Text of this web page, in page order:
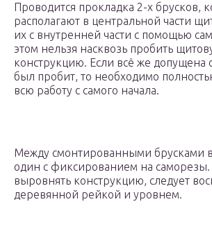
Проводится прокладка 2-х брусков,
располагают в центральной части
их с внутренней части с помощью
этом нельзя насквозь пробить
конструкцию. Если всё же
был пробит, то необходимо
всю работу с самого начала.
Между смонтированными брусками
один с фиксированием на саморезы.
выровнять конструкцию, следует
деревянной рейкой и уровнем.